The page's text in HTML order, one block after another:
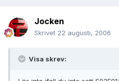
Jocken
Skrivet 22 augusti, 2006
Visa skrev: